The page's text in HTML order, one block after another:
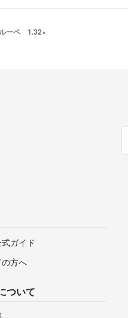
ーペ 1.32×
ガイド
方へ
ついて